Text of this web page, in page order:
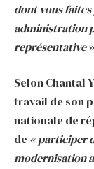
dont vous
administration
représentative
Selon Chantal
travail de son
nationale de
de « participer
modernisation